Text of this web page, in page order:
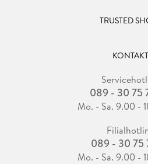
TRUSTED
KONTAKT
089 - 30 75
Mo. - Sa. 9.00 -
089 - 30 75
Mo. - Sa. 9.00 -